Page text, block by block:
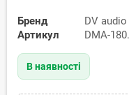
Бренд
DV audio
Артикул
DMA-
В наявності